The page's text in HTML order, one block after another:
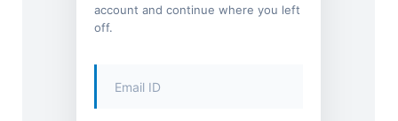
account and continue where you left
off.